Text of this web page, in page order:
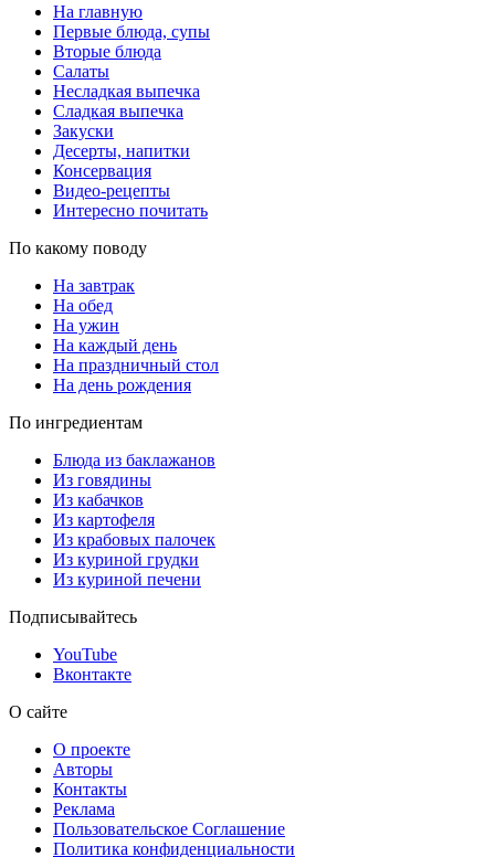
На главную
Первые блюда, супы
Вторые блюда
Салаты
Несладкая выпечка
Сладкая выпечка
Закуски
Десерты, напитки
Консервация
Видео-рецепты
Интересно почитать
По какому поводу
На завтрак
На обед
На ужин
На каждый день
На праздничный стол
На день рождения
По ингредиентам
Блюда из баклажанов
Из говядины
Из кабачков
Из картофеля
Из крабовых палочек
Из куриной грудки
Из куриной печени
Подписывайтесь
YouTube
Вконтакте
О сайте
О проекте
Авторы
Контакты
Реклама
Пользовательское Соглашение
Политика конфиденциальности